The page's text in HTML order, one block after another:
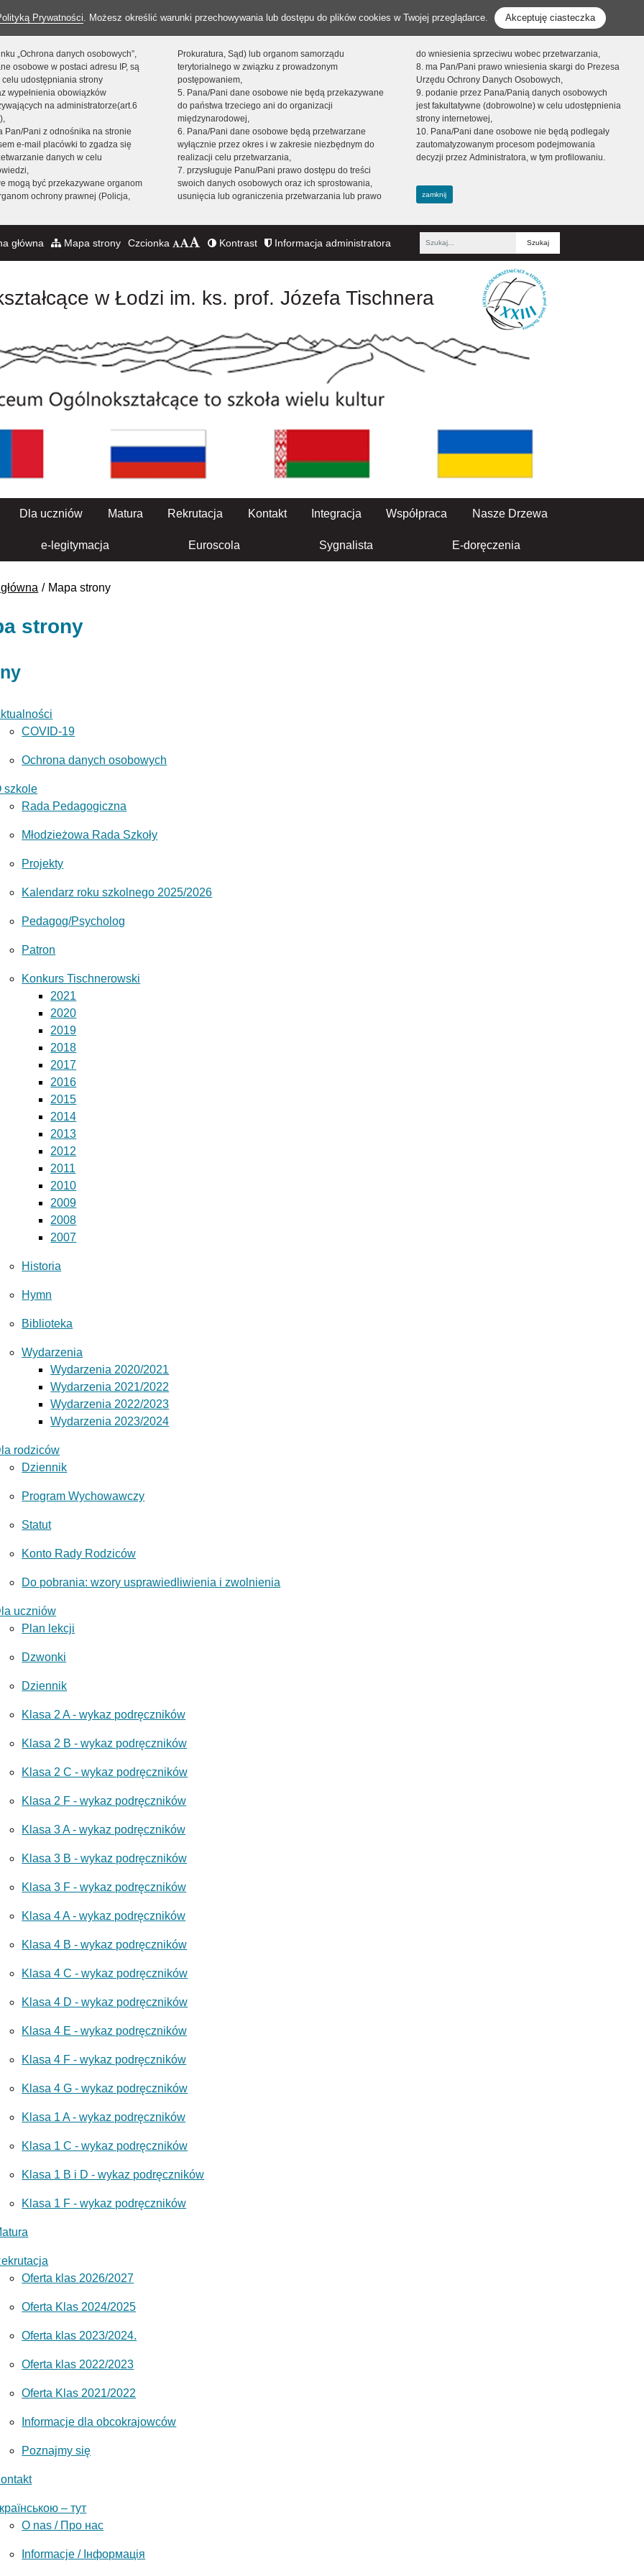
Prywatności. Możesz określić warunki przechowywania lub dostępu do plików cookies w Twojej przeglądarce. Akceptuję ciasteczka
„Ochrona danych osobowych”,
osobowe w postaci adresu IP, są
udostępniania strony
wypełnienia obowiązków
na administratorze(art.6
Pan/Pani z odnośnika na stronie
e-mail placówki to zgadza się
danych w celu
mogą być przekazywane organom
ochrony prawnej (Policja,
Prokuratura, Sąd) lub organom samorządu
terytorialnego w związku z prowadzonym
postępowaniem,
5. Pana/Pani dane osobowe nie będą przekazywane
do państwa trzeciego ani do organizacji
międzynarodowej,
6. Pana/Pani dane osobowe będą przetwarzane
wyłącznie przez okres i w zakresie niezbędnym do
realizacji celu przetwarzania,
7. przysługuje Panu/Pani prawo dostępu do treści
swoich danych osobowych oraz ich sprostowania,
usunięcia lub ograniczenia przetwarzania lub prawo
do wniesienia sprzeciwu wobec przetwarzania,
8. ma Pan/Pani prawo wniesienia skargi do Prezesa
Urzędu Ochrony Danych Osobowych,
9. podanie przez Pana/Panią danych osobowych
jest fakultatywne (dobrowolne) w celu udostępnienia
strony internetowej,
10. Pana/Pani dane osobowe nie będą podlegały
zautomatyzowanym procesom podejmowania
decyzji przez Administratora, w tym profilowaniu.
zamknij
główna Mapa strony Czcionka Kontrast Informacja administratora
Fraza
w Łodzi im. ks. prof. Józefa Tischnera
Dla uczniów Matura Rekrutacja Kontakt Integracja Współpraca Nasze Drzewa
e-legitymacja Euroscola Sygnalista E-doręczenia
Mapa strony
strony
COVID-19
Ochrona danych osobowych
szkole
Rada Pedagogiczna
Młodzieżowa Rada Szkoły
Projekty
Kalendarz roku szkolnego 2025/2026
Pedagog/Psycholog
Patron
Konkurs Tischnerowski
2021
2020
2019
2018
2017
2016
2015
2014
2013
2012
2011
2010
2009
2008
2007
Historia
Hymn
Biblioteka
Wydarzenia
Wydarzenia 2020/2021
Wydarzenia 2021/2022
Wydarzenia 2022/2023
Wydarzenia 2023/2024
rodziców
Dziennik
Program Wychowawczy
Statut
Konto Rady Rodziców
Do pobrania: wzory usprawiedliwienia i zwolnienia
uczniów
Plan lekcji
Dzwonki
Dziennik
Klasa 2 A - wykaz podręczników
Klasa 2 B - wykaz podręczników
Klasa 2 C - wykaz podręczników
Klasa 2 F - wykaz podręczników
Klasa 3 A - wykaz podręczników
Klasa 3 B - wykaz podręczników
Klasa 3 F - wykaz podręczników
Klasa 4 A - wykaz podręczników
Klasa 4 B - wykaz podręczników
Klasa 4 C - wykaz podręczników
Klasa 4 D - wykaz podręczników
Klasa 4 E - wykaz podręczników
Klasa 4 F - wykaz podręczników
Klasa 4 G - wykaz podręczników
Klasa 1 A - wykaz podręczników
Klasa 1 C - wykaz podręczników
Klasa 1 B i D - wykaz podręczników
Klasa 1 F - wykaz podręczników
Oferta klas 2026/2027
Oferta Klas 2024/2025
Oferta klas 2023/2024.
Oferta klas 2022/2023
Oferta Klas 2021/2022
Informacje dla obcokrajowców
Poznajmy się
– тут
O nas / Про нас
Informacje / Інформація